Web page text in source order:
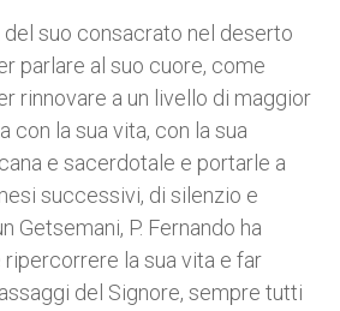
del suo consacrato nel deserto
parlare al suo cuore, come
rinnovare a un livello di maggior
con la sua vita, con la sua
e sacerdotale e portarle a
successivi, di silenzio e
Getsemani, P. Fernando ha
la sua vita e far
del Signore, sempre tutti